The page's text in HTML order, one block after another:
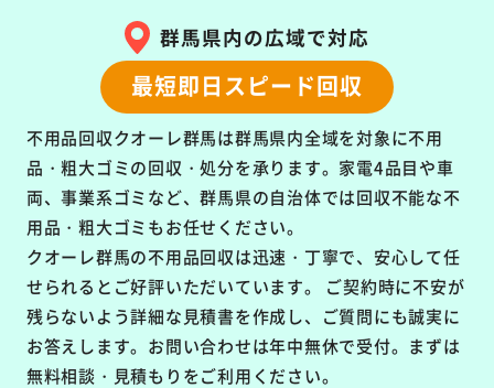
群馬県内の広域で対応
最短即日スピード回収
不用品回収クオーレ群馬は群馬県内全域を対象に不用
品・粗大ゴミの回収・処分を承ります。 家電4品目や車
両、事業系ゴミなど、群馬県の自治体では回収不能な不
用品・粗大ゴミもお任せください。
クオーレ群馬の不用品回収は迅速・丁寧で、安心して任
せられるとご好評いただいています。
ご契約時に不安が
残らないよう詳細な見積書を作成し、ご質問にも誠実に
お答えします。お問い合わせは年中無休で受付。まずは
無料相談・見積もりをご利用ください。